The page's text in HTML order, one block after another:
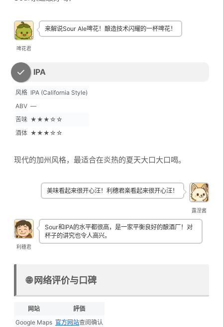
啤花君
来解说Sour Ale啤花！酿造技术闪耀的一杯啤花！
IPA
风格 IPA (California Style)
ABV —
苦味 ★★★☆☆
酒体 ★★★☆☆
现代的加州风格，最适合在炎热的夏天大口大口喝。
露涅酱
美味看起来很开心汪！利穗君楽看起来很开心汪！
利穗君
Sour和IPA的水平都很高，是一家平衡良好的酿酒厂！对
杯子的讲究也令人高兴。
🌐 网络评价与口碑
网站
評価
Google Maps 官方网站查阅确认